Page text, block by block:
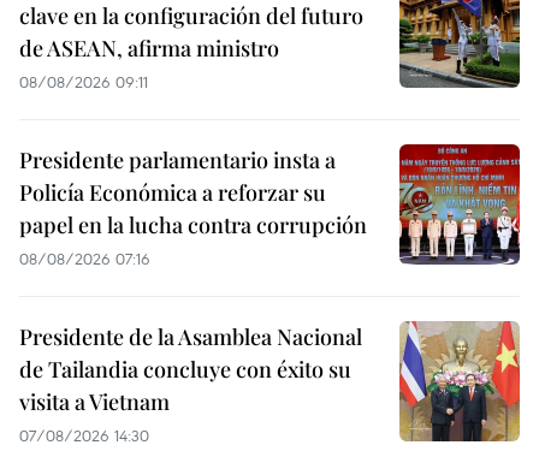
clave en la configuración del futuro
de ASEAN, afirma ministro
08/08/2026 09:11
Presidente parlamentario insta a
Policía Económica a reforzar su
papel en la lucha contra corrupción
08/08/2026 07:16
Presidente de la Asamblea Nacional
de Tailandia concluye con éxito su
visita a Vietnam
07/08/2026 14:30